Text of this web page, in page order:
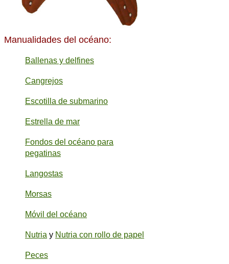
Manualidades del océano:
Ballenas y delfines
Cangrejos
Escotilla de submarino
Estrella de mar
Fondos del océano para
pegatinas
Langostas
Morsas
Móvil del océano
Nutria y Nutria con rollo de papel
Peces